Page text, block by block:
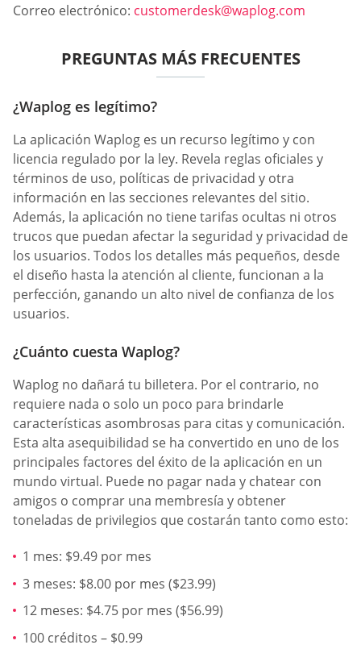
Correo electrónico: customerdesk@waplog.com
PREGUNTAS MÁS FRECUENTES
¿Waplog es legítimo?
La aplicación Waplog es un recurso legítimo y con
licencia regulado por la ley. Revela reglas oficiales y
términos de uso, políticas de privacidad y otra
información en las secciones relevantes del sitio.
Además, la aplicación no tiene tarifas ocultas ni otros
trucos que puedan afectar la seguridad y privacidad de
los usuarios. Todos los detalles más pequeños, desde
el diseño hasta la atención al cliente, funcionan a la
perfección, ganando un alto nivel de confianza de los
usuarios.
¿Cuánto cuesta Waplog?
Waplog no dañará tu billetera. Por el contrario, no
requiere nada o solo un poco para brindarle
características asombrosas para citas y comunicación.
Esta alta asequibilidad se ha convertido en uno de los
principales factores del éxito de la aplicación en un
mundo virtual. Puede no pagar nada y chatear con
amigos o comprar una membresía y obtener
toneladas de privilegios que costarán tanto como esto:
1 mes: $9.49 por mes
3 meses: $8.00 por mes ($23.99)
12 meses: $4.75 por mes ($56.99)
100 créditos – $0.99